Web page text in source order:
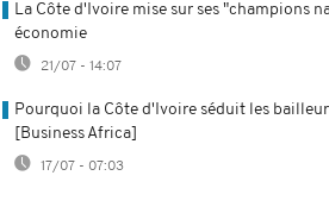
La Côte d'Ivoire mise sur ses "champions
économie
21/07 - 14:07
Pourquoi la Côte d'Ivoire séduit les
[Business Africa]
17/07 - 07:03